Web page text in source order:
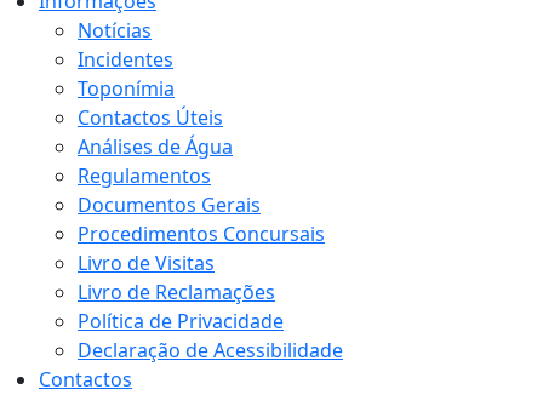
Notícias
Incidentes
Toponímia
Contactos Úteis
Análises de Água
Regulamentos
Documentos Gerais
Procedimentos Concursais
Livro de Visitas
Livro de Reclamações
Política de Privacidade
Declaração de Acessibilidade
Contactos